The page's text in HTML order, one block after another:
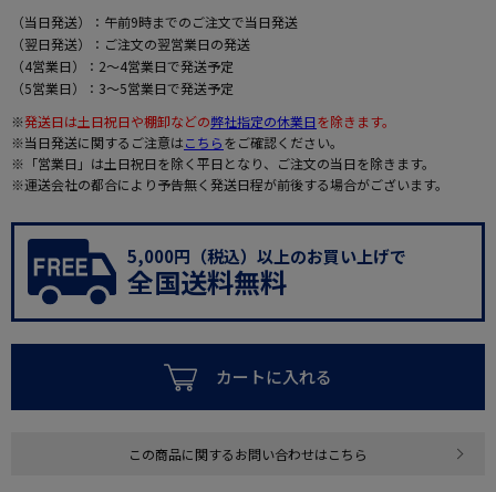
（当日発送）：午前9時までのご注文で当日発送
（翌日発送）：ご注文の翌営業日の発送
（4営業日）：2～4営業日で発送予定
（5営業日）：3～5営業日で発送予定
※発送日は土日祝日や棚卸などの弊社指定の休業日を除きます。
※当日発送に関するご注意はこちらをご確認ください。
※「営業日」は土日祝日を除く平日となり、ご注文の当日を除きます。
※運送会社の都合により予告無く発送日程が前後する場合がございます。
5,000円（税込）以上のお買い上げで
全国送料無料
カートに入れる
この商品に関するお問い合わせはこちら